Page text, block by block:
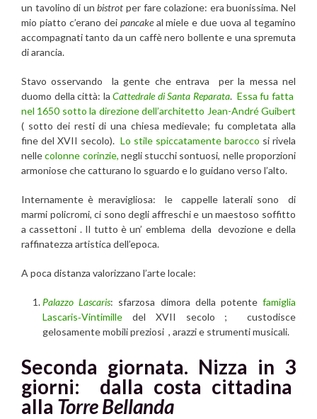
un tavolino di unbistrotper fare colazione: era buonissima. Nel
mio piatto c’erano dei pancakeal miele e due uova al tegamino
accompagnati tanto da un caffè nero bollente e una spremuta
di arancia.
Stavo osservando la gente che entrava per la messa nel
duomo della città: laCattedrale di Santa Reparata. Essa fu fatta
nel 1650 sotto la direzione dell’architetto Jean-André Guibert
( sotto dei resti di una chiesa medievale; fu completata alla
fine del XVII secolo). Lo stile spiccatamente barocco si rivela
nellecolonne corinzie, negli stucchi sontuosi, nelle proporzioni
armoniose che catturano lo sguardo e lo guidano verso l’alto.
Internamente è meravigliosa: le cappelle laterali sono di
marmi policromi, ci sono degli affreschi e un maestoso soffitto
a cassettoni . Il tutto è un’ emblema della devozione e della
raffinatezza artistica dell’epoca.
A poca distanza valorizzano l’arte locale:
Palazzo Lascaris: sfarzosa dimora della potentefamiglia
Lascaris‑Vintimille del XVII secolo ; custodisce
gelosamente mobili preziosi , arazzi e strumenti musicali.
Seconda giornata. Nizza in 3
giorni: dalla costa cittadina
alla Torre Bellanda